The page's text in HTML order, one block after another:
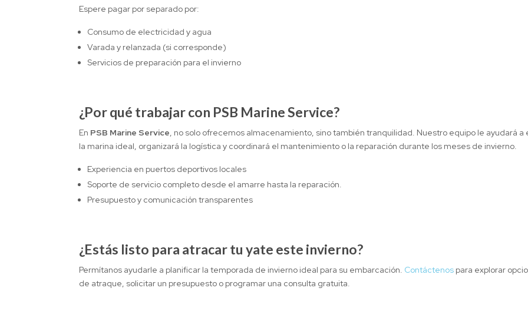
Espere pagar por separado por:
Consumo de electricidad y agua
Varada y relanzada (si corresponde)
Servicios de preparación para el invierno
¿Por qué trabajar con PSB Marine Service?
En PSB Marine Service , no solo ofrecemos almacenamiento, sino también tranquilidad. Nuestro equipo le ayudará a
la marina ideal, organizará la logística y coordinará el mantenimiento o la reparación durante los meses de invierno.
Experiencia en puertos deportivos locales
Soporte de servicio completo desde el amarre hasta la reparación.
Presupuesto y comunicación transparentes
¿Estás listo para atracar tu yate este invierno?
Permítanos ayudarle a planificar la temporada de invierno ideal para su embarcación. Contáctenos para explorar
de atraque, solicitar un presupuesto o programar una consulta gratuita.